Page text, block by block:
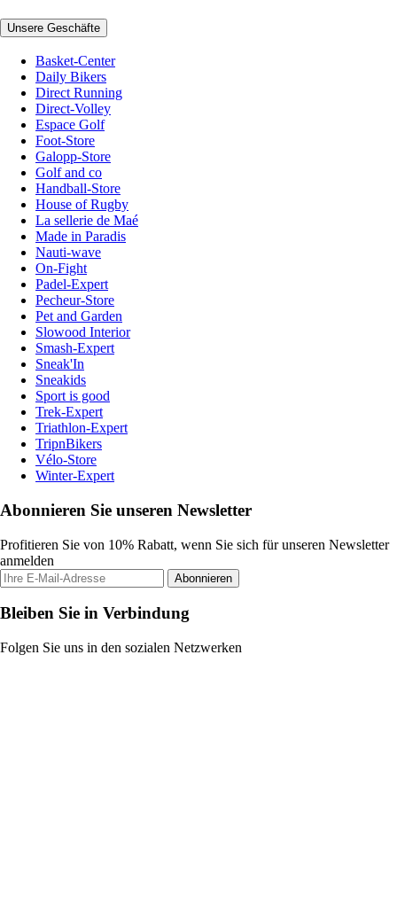
Unsere Geschäfte
Basket-Center
Daily Bikers
Direct Running
Direct-Volley
Espace Golf
Foot-Store
Galopp-Store
Golf and co
Handball-Store
House of Rugby
La sellerie de Maé
Made in Paradis
Nauti-wave
On-Fight
Padel-Expert
Pecheur-Store
Pet and Garden
Slowood Interior
Smash-Expert
Sneak'In
Sneakids
Sport is good
Trek-Expert
Triathlon-Expert
TripnBikers
Vélo-Store
Winter-Expert
Abonnieren Sie unseren Newsletter
Profitieren Sie von 10% Rabatt, wenn Sie sich für unseren Newsletter
anmelden
Abonnieren
Bleiben Sie in Verbindung
Folgen Sie uns in den sozialen Netzwerken